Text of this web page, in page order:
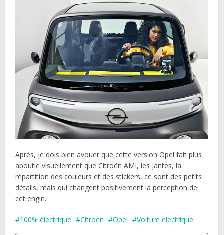
Après, je dois bien avouer que cette version Opel fait plus
aboutie visuellement que Citroën AMI, les jantes, la
répartition des couleurs et des stickers, ce sont des petits
détails, mais qui changent positivement la perception de
cet engin.
100% électrique Citroen Opel Voiture electrique